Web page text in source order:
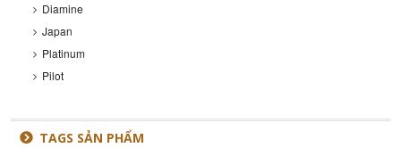
Diamine
Japan
Platinum
Pilot
TAGS SẢN PHẨM